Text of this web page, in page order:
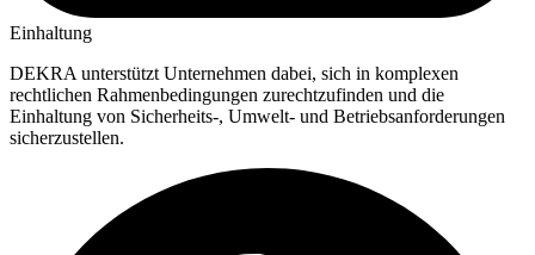
Einhaltung
DEKRA unterstützt Unternehmen dabei, sich in komplexen
rechtlichen Rahmenbedingungen zurechtzufinden und die
Einhaltung von Sicherheits-, Umwelt- und Betriebsanforderungen
sicherzustellen.